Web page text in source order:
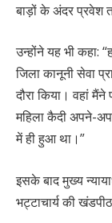
बाड़ों के अंदर प्रवेश
उन्होंने यह भी कहा:
जिला कानूनी सेवा
दौरा किया। वहां
महिला कैदी अपने-
में ही हुआ था।”
इसके बाद मुख्य
भट्टाचार्य की